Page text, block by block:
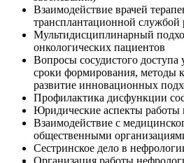
Взаимодействие врачей
трансплантационной службой
Мультидисциплинарный
онкологических пациентов
Вопросы сосудистого
сроки формирования, методы
развитие инновационных
Профилактика дисфункции
Юридические аспекты работы
Взаимодействие с
общественными
Сестринское дело в
Организация работы